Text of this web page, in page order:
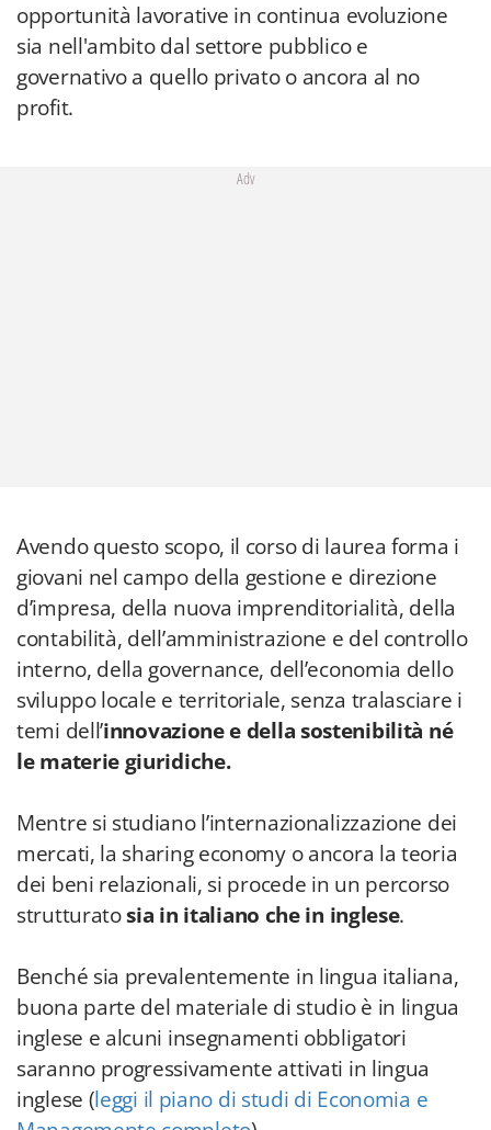
opportunità lavorative in continua evoluzione
sia nell'ambito dal settore pubblico e
governativo a quello privato o ancora al no
profit.
Adv
Avendo questo scopo, il corso di laurea forma i
giovani nel campo della gestione e direzione
d’impresa, della nuova imprenditorialità, della
contabilità, dell’amministrazione e del controllo
interno, della governance, dell’economia dello
sviluppo locale e territoriale, senza tralasciare i
temi dell’innovazione e della sostenibilità né
le materie giuridiche.
Mentre si studiano l’internazionalizzazione dei
mercati, la sharing economy o ancora la teoria
dei beni relazionali, si procede in un percorso
strutturatosia in italiano che in inglese.
Benché sia prevalentemente in lingua italiana,
buona parte del materiale di studio è in lingua
inglese e alcuni insegnamenti obbligatori
saranno progressivamente attivati in lingua
inglese (leggi il piano di studi di Economia e